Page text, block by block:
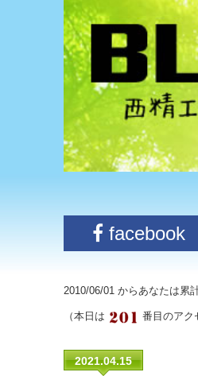
facebook
2010/06/01 からあなたは累
（本日は 番目のア
2021.04.15